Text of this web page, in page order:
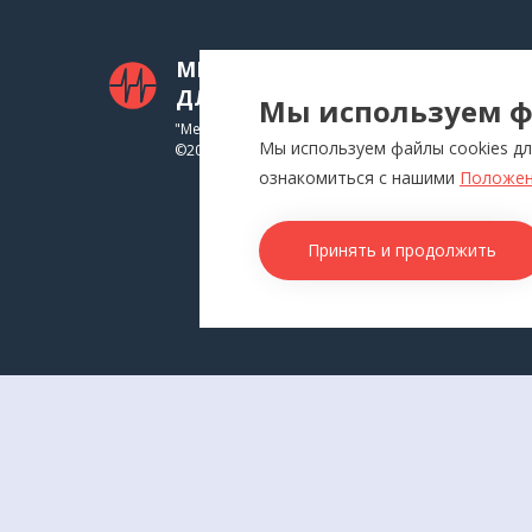
МЕДТЕХНИКА
ДЛЯ ВАС
"Медтехника для Вас"
©2026
Мы используем
Мы используем файлы cookies
ознакомиться с нашими
Принять и продолжить